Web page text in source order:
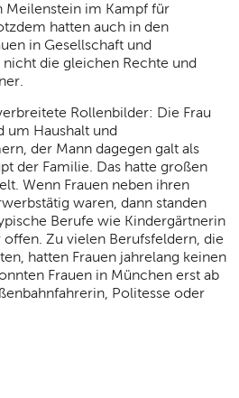
Meilenstein im Kampf für
hatten auch in den
in Gesellschaft und
die gleichen Rechte und
Rollenbilder: Die Frau
um Haushalt und
der Mann dagegen galt als
der Familie. Das hatte großen
Wenn Frauen neben ihren
waren, dann standen
Berufe wie Kindergärtnerin
Zu vielen Berufsfeldern, die
hatten Frauen jahrelang keinen
Frauen in München erst ab
Politesse oder